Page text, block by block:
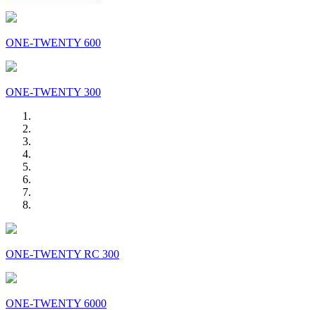
ONE-TWENTY 600
ONE-TWENTY 300
ONE-TWENTY RC 300
ONE-TWENTY 6000